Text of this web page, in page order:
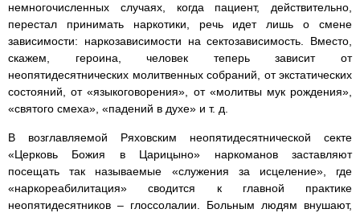
немногочисленных случаях, когда пациент, действительно,
перестал принимать наркотики, речь идет лишь о смене
зависимости: наркозависимости на сектозависимость. Вместо,
скажем, героина, человек теперь зависит от
неопятидесятнических молитвенных собраний, от экстатических
состояний, от «языкоговорения», от «молитвы мук рождения»,
«святого смеха», «падений в духе» и т. д.
В возглавляемой Ряховским неопятидесятнической секте
«Церковь Божия в Царицыно» наркоманов заставляют
посещать так называемые «служения за исцеление», где
«наркореабилитация» сводится к главной практике
неопятидесятников – глоссолалии. Больным людям внушают,